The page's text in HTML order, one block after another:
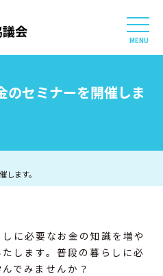
社会福祉法人 長門市社
たい
たい
たい
のセミナーを開催しま
します。
に必要なお金の知識を増や
します。普段の暮らしに必
でみませんか？